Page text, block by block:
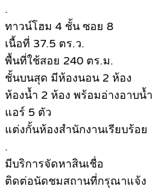
.
ทาวน์โฮม 4 ชั้น ซอย 8
เนื้อที่ 37.5 ตร.ว.
พื้นที่ใช้สอย 240 ตร.ม.
ชั้นบนสุด มีห้องนอน 2 ห้อง
ห้องน้ำ 2 ห้อง พร้อมอ่างอาบน้ำ
แอร์ 5 ตัว
แต่งกั้นห้องสำนักงานเรียบร้อย
.
มีบริการจัดหาสินเชื่อ
ติดต่อนัดชมสถานที่กรุณาแจ้ง